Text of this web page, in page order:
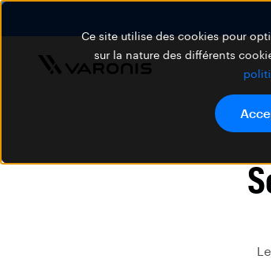
Ce site utilise des cookies pour
sur la nature des différents